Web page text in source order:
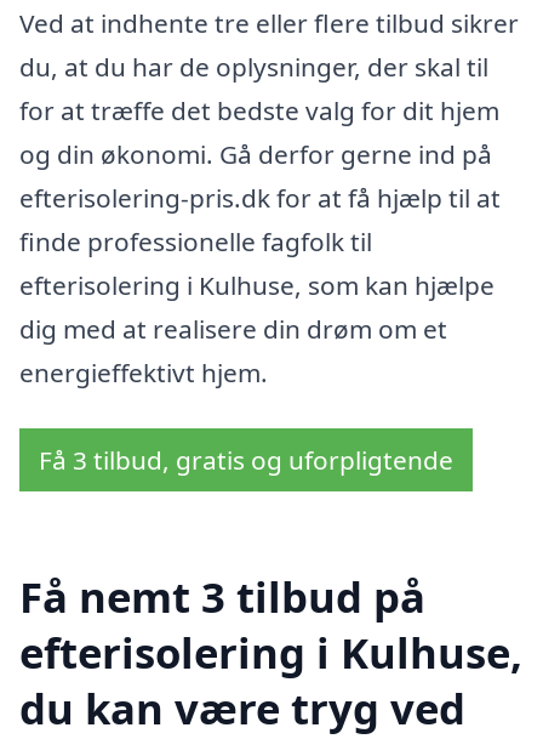
Ved at indhente tre eller flere tilbud sikrer
du, at du har de oplysninger, der skal til
for at træffe det bedste valg for dit hjem
og din økonomi. Gå derfor gerne ind på
efterisolering-pris.dk for at få hjælp til at
finde professionelle fagfolk til
efterisolering i Kulhuse, som kan hjælpe
dig med at realisere din drøm om et
energieffektivt hjem.
Få 3 tilbud, gratis og uforpligtende
Få nemt 3 tilbud på
efterisolering i Kulhuse,
du kan være tryg ved